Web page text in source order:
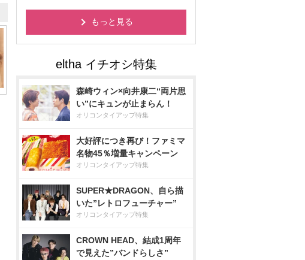
もっと見る
森崎ウィン×向井康二“両片思
い”にキュンが止まらん！
オリコンタイアップ特集
大好評につき再び！ファミマ
名物45％増量キャンペーン
オリコンタイアップ特集
SUPER★DRAGON、自ら描
いた”レトロフューチャー”
オリコンタイアップ特集
CROWN HEAD、結成1周年
で見えた”バンドらしさ”